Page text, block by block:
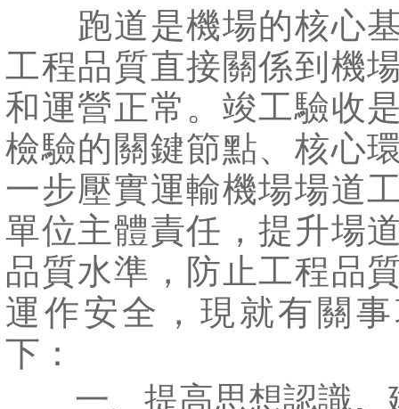
跑道是機場的核心基
工程品質直接關係到機
和運營正常。竣工驗收
檢驗的關鍵節點、核心
一步壓實運輸機場場道
單位主體責任，提升場
品質水準，防止工程品
運作安全，現就有關
下：
一、提高思想認識。